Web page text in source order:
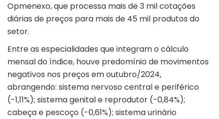
Opmenexo, que processa mais de 3 mil cotações
diárias de preços para mais de 45 mil produtos do
setor.
Entre as especialidades que integram o cálculo
mensal do índice, houve predomínio de movimentos
negativos nos preços em outubro/2024,
abrangendo: sistema nervoso central e periférico
(-1,11%); sistema genital e reprodutor (-0,84%);
cabeça e pescoço (-0,61%); sistema urinário